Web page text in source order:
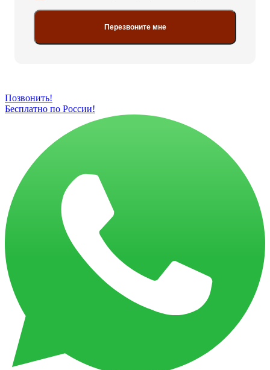
Перезвоните мне
Позвонить!
Бесплатно по России!